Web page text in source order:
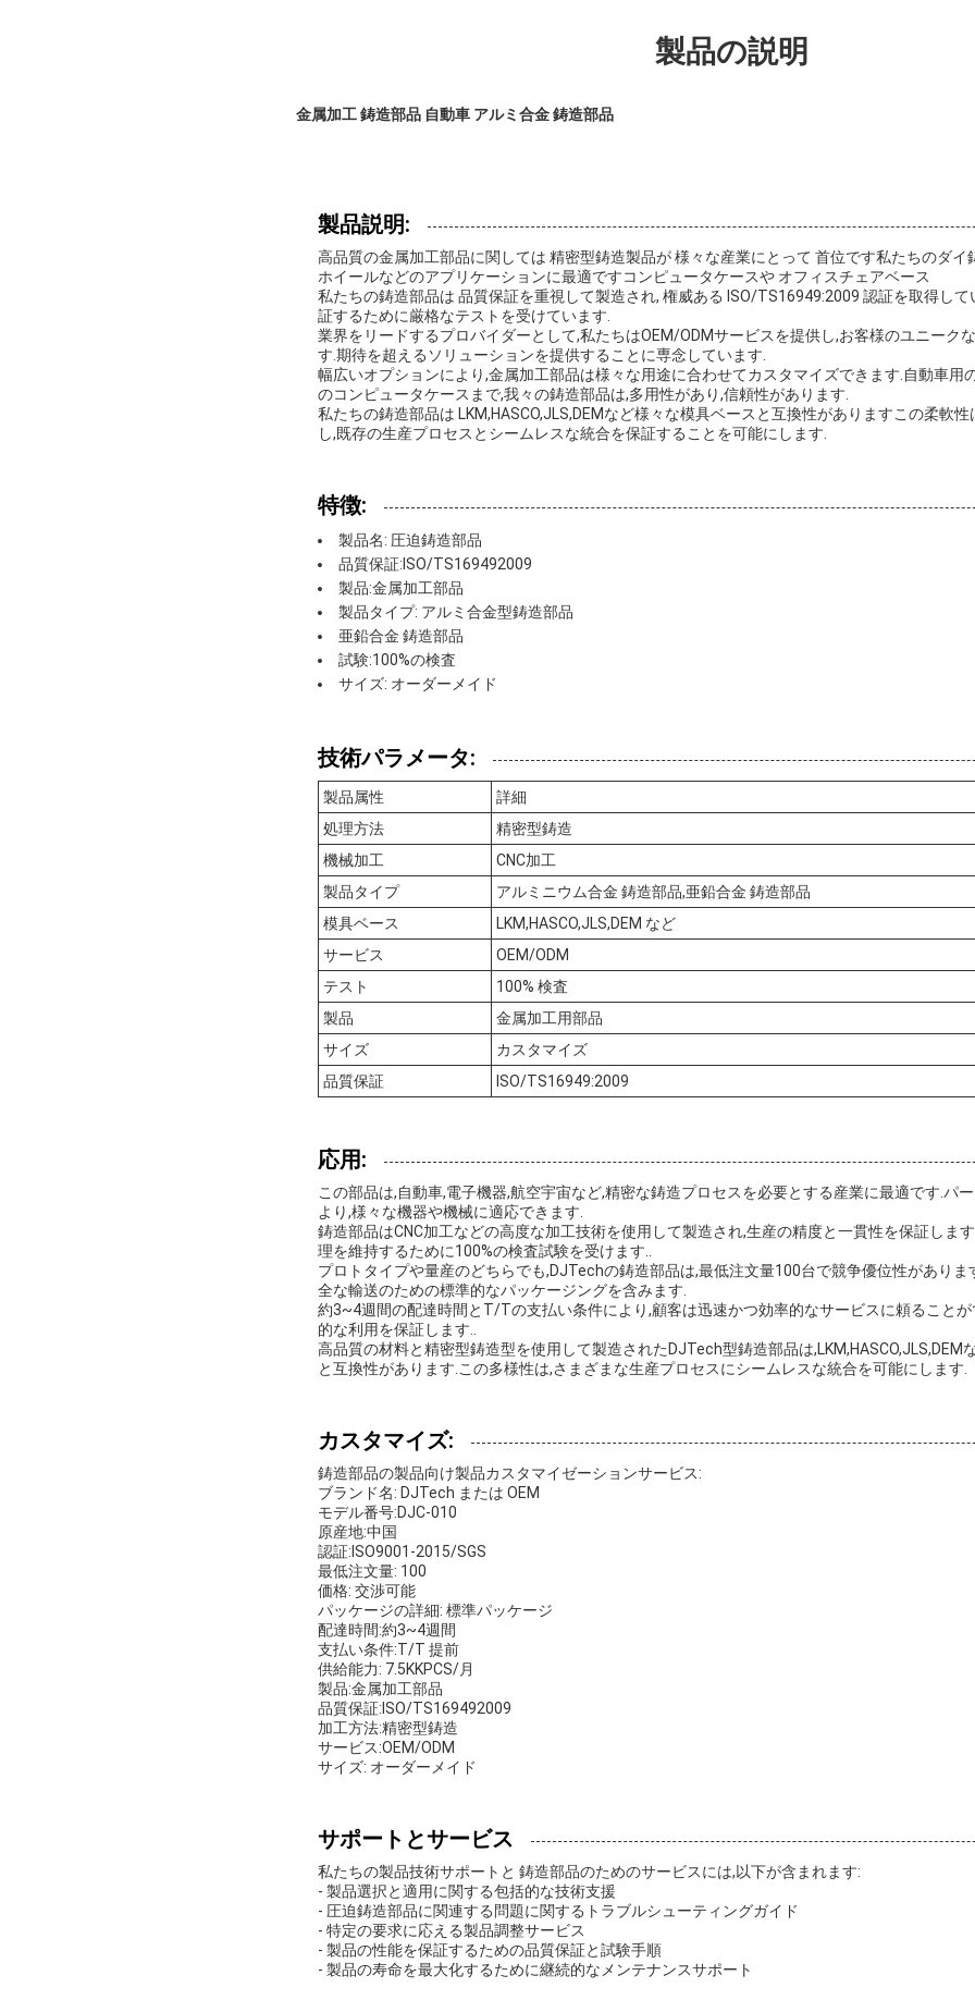
製品の説明
金属加工 鋳造部品 自動車 アルミ合金 鋳造部品
製品説明:
高品質の金属加工部品に関しては 精密型鋳造製品が 様々な産業にとって 首位です私たちのダイ
ホイールなどのアプリケーションに最適ですコンピュータケースや オフィスチェアベース
私たちの鋳造部品は 品質保証を重視して製造され, 権威ある ISO/TS16949:2009 認証を取得し
証するために厳格なテストを受けています.
業界をリードするプロバイダーとして,私たちはOEM/ODMサービスを提供し,お客様のユニーク
す.期待を超えるソリューションを提供することに専念しています.
幅広いオプションにより,金属加工部品は様々な用途に合わせてカスタマイズできます.自動車用
のコンピュータケースまで,我々の鋳造部品は,多用性があり,信頼性があります.
私たちの鋳造部品は LKM,HASCO,JLS,DEMなど様々な模具ベースと互換性がありますこの柔軟
し,既存の生産プロセスとシームレスな統合を保証することを可能にします.
特徴:
製品名: 圧迫鋳造部品
品質保証:ISO/TS169492009
製品:金属加工部品
製品タイプ: アルミ合金型鋳造部品
亜鉛合金 鋳造部品
試験:100%の検査
サイズ: オーダーメイド
技術パラメータ:
製品属性
詳細
処理方法
精密型鋳造
機械加工
CNC加工
製品タイプ
アルミニウム合金 鋳造部品,亜鉛合金 鋳造部品
模具ベース
LKM,HASCO,JLS,DEM など
サービス
OEM/ODM
テスト
100% 検査
製品
金属加工用部品
サイズ
カスタマイズ
品質保証
ISO/TS16949:2009
応用:
この部品は,自動車,電子機器,航空宇宙など,精密な鋳造プロセスを必要とする産業に最適です.パ
より,様々な機器や機械に適応できます.
鋳造部品はCNC加工などの高度な加工技術を使用して製造され,生産の精度と一貫性を保証しま
理を維持するために100%の検査試験を受けます..
プロトタイプや量産のどちらでも,DJTechの鋳造部品は,最低注文量100台で競争優位性がありま
全な輸送のための標準的なパッケージングを含みます.
約3~4週間の配達時間とT/Tの支払い条件により,顧客は迅速かつ効率的なサービスに頼ること
的な利用を保証します..
高品質の材料と精密型鋳造型を使用して製造されたDJTech型鋳造部品は,LKM,HASCO,JLS,DEM
と互換性があります.この多様性は,さまざまな生産プロセスにシームレスな統合を可能にします.
カスタマイズ:
鋳造部品の製品向け製品カスタマイゼーションサービス:
ブランド名: DJTech または OEM
モデル番号:DJC-010
原産地:中国
認証:ISO9001-2015/SGS
最低注文量: 100
価格: 交渉可能
パッケージの詳細: 標準パッケージ
配達時間:約3~4週間
支払い条件:T/T 提前
供給能力: 7.5KKPCS/月
製品:金属加工部品
品質保証:ISO/TS169492009
加工方法:精密型鋳造
サービス:OEM/ODM
サイズ: オーダーメイド
サポートとサービス
私たちの製品技術サポートと 鋳造部品のためのサービスには,以下が含まれます:
- 製品選択と適用に関する包括的な技術支援
- 圧迫鋳造部品に関連する問題に関するトラブルシューティングガイド
- 特定の要求に応える製品調整サービス
- 製品の性能を保証するための品質保証と試験手順
- 製品の寿命を最大化するために継続的なメンテナンスサポート